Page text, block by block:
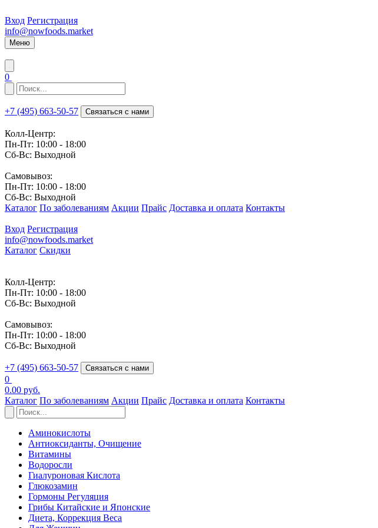
Вход Регистрация
info@nowfoods.market
Меню